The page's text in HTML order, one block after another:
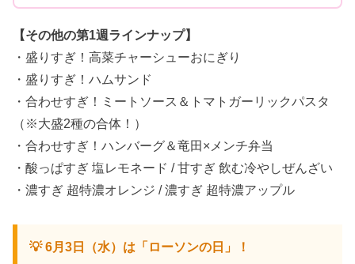
【その他の第1週ラインナップ】
・盛りすぎ！高菜チャーシューおにぎり
・盛りすぎ！ハムサンド
・合わせすぎ！ミートソース＆トマトガーリックパスタ
（※大盛2種の合体！）
・合わせすぎ！ハンバーグ＆竜田×メンチ弁当
・酸っぱすぎ 塩レモネード / 甘すぎ 飲む冷やしぜんざい
・濃すぎ 超特濃オレンジ / 濃すぎ 超特濃アップル
💡 6月3日（水）は「ローソンの日」！